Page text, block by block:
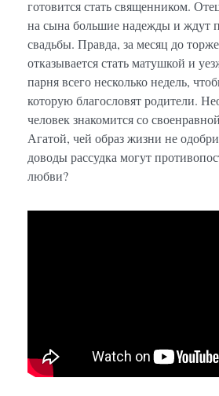
готовится стать священником.
на сына большие надежды и ждут
свадьбы. Правда, за месяц до
отказывается стать матушкой и
парня всего несколько недель,
которую благословят родители.
человек знакомится со
Агатой, чей образ жизни не
доводы рассудка могут
любви?